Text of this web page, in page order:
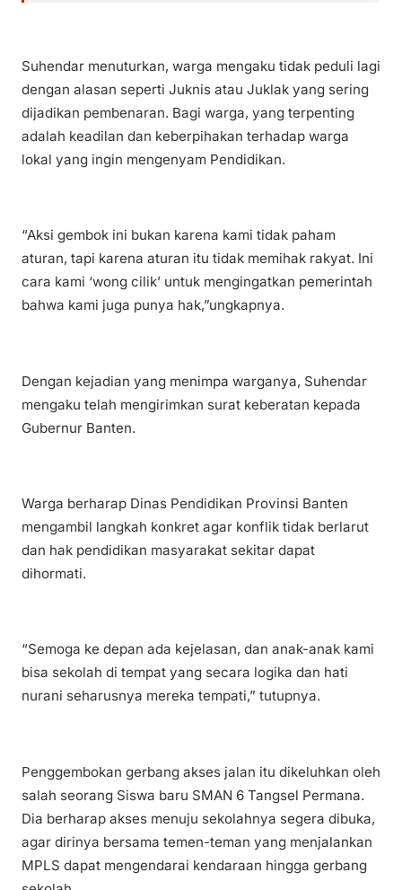
Suhendar menuturkan, warga mengaku tidak peduli lagi
dengan alasan seperti Juknis atau Juklak yang sering
dijadikan pembenaran. Bagi warga, yang terpenting
adalah keadilan dan keberpihakan terhadap warga
lokal yang ingin mengenyam Pendidikan.
“Aksi gembok ini bukan karena kami tidak paham
aturan, tapi karena aturan itu tidak memihak rakyat. Ini
cara kami ‘wong cilik’ untuk mengingatkan pemerintah
bahwa kami juga punya hak,”ungkapnya.
Dengan kejadian yang menimpa warganya, Suhendar
mengaku telah mengirimkan surat keberatan kepada
Gubernur Banten.
Warga berharap Dinas Pendidikan Provinsi Banten
mengambil langkah konkret agar konflik tidak berlarut
dan hak pendidikan masyarakat sekitar dapat
dihormati.
“Semoga ke depan ada kejelasan, dan anak-anak kami
bisa sekolah di tempat yang secara logika dan hati
nurani seharusnya mereka tempati,” tutupnya.
Penggembokan gerbang akses jalan itu dikeluhkan oleh
salah seorang Siswa baru SMAN 6 Tangsel Permana.
Dia berharap akses menuju sekolahnya segera dibuka,
agar dirinya bersama temen-teman yang menjalankan
MPLS dapat mengendarai kendaraan hingga gerbang